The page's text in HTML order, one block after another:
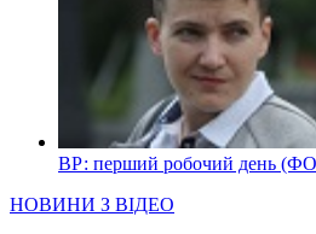
ВР: перший робочий день
НОВИНИ З ВІДЕО